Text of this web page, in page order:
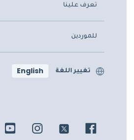
تعرف علينا
للموردين
تغيير اللغة English